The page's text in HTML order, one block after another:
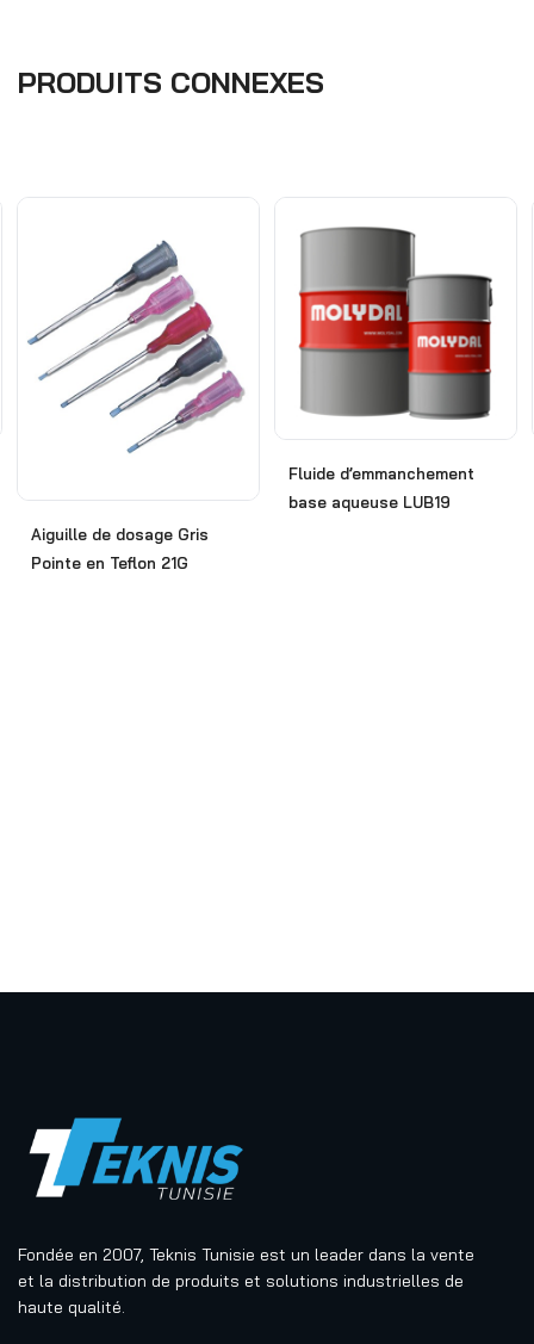
PRODUITS CONNEXES
Aiguille de dosage Gris
Pointe en Teflon 21G
Fluide d’emmanchement
base aqueuse LUB19
Fondée en 2007, Teknis Tunisie est un leader dans la vente
et la distribution de produits et solutions industrielles de
haute qualité.